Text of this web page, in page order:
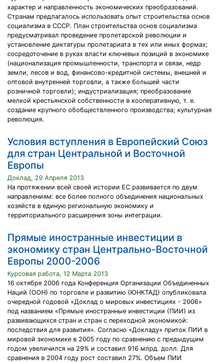
характер и направленность экономических преобразований.
Странам предлагалось использовать опыт строительства основ
социализма в СССР. План строительства основ социализма
предусматривал проведение пролетарской революции и
установление диктатуры пролетариата в тех или иных формах;
сосредоточение в руках власти ключевых позиций в экономике
(национализация промышленности, транспорта и связи, недр
земли, лесов и вод, финансово-кредитной системы, внешней и
оптовой внутренней торговли, а также большей части
розничной торговли); индустриализация; преобразование
мелкой крестьянской собственности в кооперативную, т. е.
создание крупного обобществленного производства; культурная
революция.
Условия вступления в Европейский Союз
для стран Центральной и Восточной
Европы
Доклад, 29 Апреля 2013
На протяжении всей своей истории ЕС развивается по двум
направлениям: все более полного объединения национальных
хозяйств в единую региональную экономику и
территориального расширения зоны интеграции.
Прямые иностранные инвестиции в
экономику стран Центрально-Восточной
Европы 2000-2006
Курсовая работа, 12 Марта 2013
16 октября 2006 года Конференция Организации Объединенных
Наций (ООН) по торговле и развитию (ЮНКТАД) опубликовала
очередной годовой «Доклад о мировых инвестициях - 2006»
под названием «Прямые иностранные инвестиции (ПИИ) из
развивающихся стран и стран с переходной экономикой:
последствия для развития». Согласно «Докладу» приток ПИИ в
мировой экономике в 2005 году по сравнению с предыдущим
годом увеличился на 29% и составил 916 млрд. долл. Для
сравнения в 2004 году рост составил 27%. Объем ПИИ